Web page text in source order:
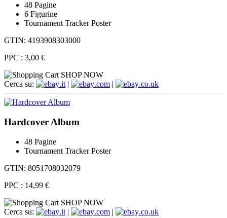
48 Pagine
6 Figurine
Tournament Tracker Poster
GTIN: 4193908303000
PPC : 3,00 €
SHOP NOW
Cerca su:
.it | .com | .co.uk
Hardcover Album
48 Pagine
Tournament Tracker Poster
GTIN: 8051708032079
PPC : 14,99 €
SHOP NOW
Cerca su:
.it | .com | .co.uk